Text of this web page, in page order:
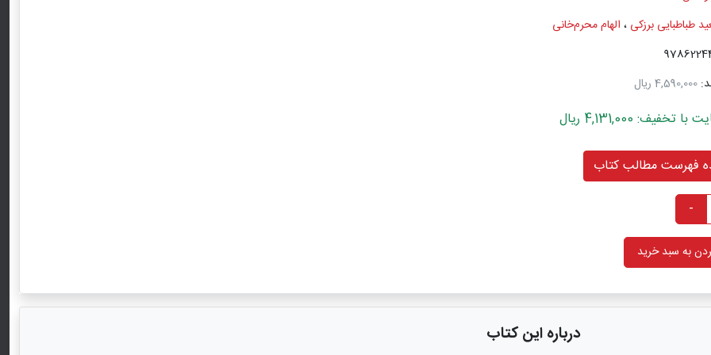
طباطبایی برزكی ، الهام محرم‌خانی
4,590,000 ریال
4,131,000 ریال
فهرست مطالب کتاب
-
به سبد خرید
درباره این کتاب